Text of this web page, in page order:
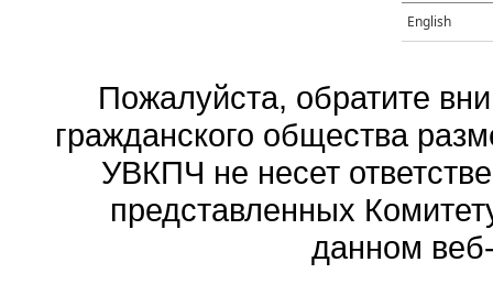
English
Пожалуйста, обратите
гражданского общества
УВКПЧ не несет
представленных
данном